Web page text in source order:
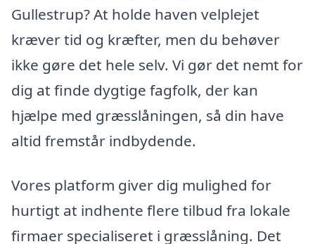
Gullestrup? At holde haven velplejet
kræver tid og kræfter, men du behøver
ikke gøre det hele selv. Vi gør det nemt for
dig at finde dygtige fagfolk, der kan
hjælpe med græsslåningen, så din have
altid fremstår indbydende.
Vores platform giver dig mulighed for
hurtigt at indhente flere tilbud fra lokale
firmaer specialiseret i græsslåning. Det